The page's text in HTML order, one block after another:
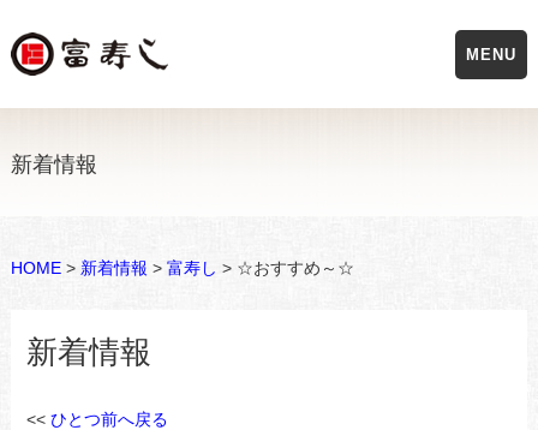
新着情報
HOME> 新着情報 > 富寿し > ☆おすすめ～☆
新着情報
<< ひとつ前へ戻る
MENU